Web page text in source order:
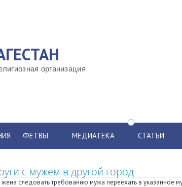
организация
ФЕТВЫ МЕДИАТЕКА СТАТЬИ
с мужем в другой город
следовать требованию мужа переехать в указанное